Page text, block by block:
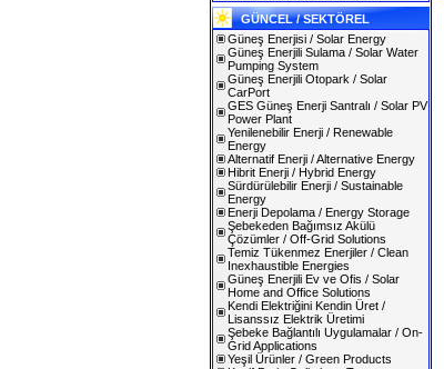
GÜNCEL / SEKTÖREL
Güneş Enerjisi / Solar Energy
Güneş Enerjili Sulama / Solar Water
Pumping System
Güneş Enerjili Otopark / Solar
CarPort
GES Güneş Enerji Santralı / Solar PV
Power Plant
Yenilenebilir Enerji / Renewable
Energy
Alternatif Enerji / Alternative Energy
Hibrit Enerji / Hybrid Energy
Sürdürülebilir Enerji / Sustainable
Energy
Enerji Depolama / Energy Storage
Şebekeden Bağımsız Akülü
Çözümler / Off-Grid Solutions
Temiz Tükenmez Enerjiler / Clean
Inexhaustible Energies
Güneş Enerjili Ev ve Ofis / Solar
Home and Office Solutions
Kendi Elektriğini Kendin Üret /
Lisanssız Elektrik Üretimi
Şebeke Bağlantılı Uygulamalar / On-
Grid Applications
Yeşil Ürünler / Green Products